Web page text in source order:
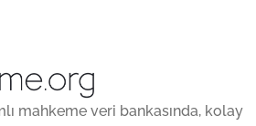
mahkeme veri bankasında, kolay